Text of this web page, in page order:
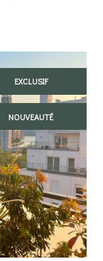
EXCLUSIF
NOUVEAUTÉ